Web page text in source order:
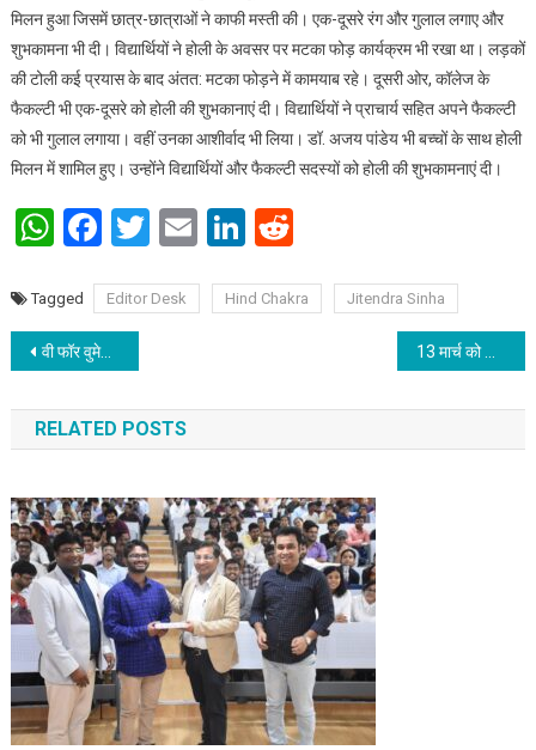
मिलन हुआ जिसमें छात्र-छात्राओं ने काफी मस्ती की। एक-दूसरे रंग और गुलाल लगाए और
शुभकामना भी दी। विद्यार्थियों ने होली के अवसर पर मटका फोड़ कार्यक्रम भी रखा था। लड़कों
की टोली कई प्रयास के बाद अंतत: मटका फोड़ने में कामयाब रहे। दूसरी ओर, कॉलेज के
फैकल्टी भी एक-दूसरे को होली की शुभकानाएं दी। विद्यार्थियों ने प्राचार्य सहित अपने फैकल्टी
को भी गुलाल लगाया। वहीं उनका आशीर्वाद भी लिया। डॉ. अजय पांडेय भी बच्चों के साथ होली
मिलन में शामिल हुए। उन्होंने विद्यार्थियों और फैकल्टी सदस्यों को होली की शुभकामनाएं दी।
WhatsApp
Facebook
Twitter
EmailLinkedIn
Reddit
Tagged Editor Desk Hind Chakra Jitendra Sinha
Post navigation
वी फॉर वुमेन: कला एवं शिल्प महाविद्यालय पटना में राज्य भर से जुटी महिलाएं और युवतियां
RELATED POSTS